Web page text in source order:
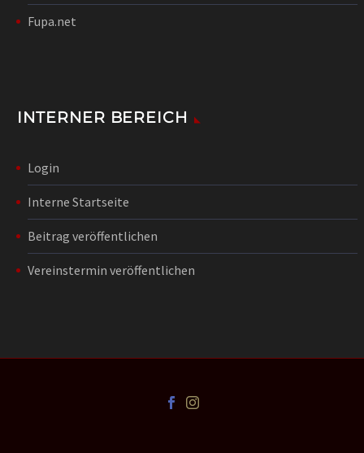
Fupa.net
INTERNER BEREICH
Login
Interne Startseite
Beitrag veröffentlichen
Vereinstermin veröffentlichen